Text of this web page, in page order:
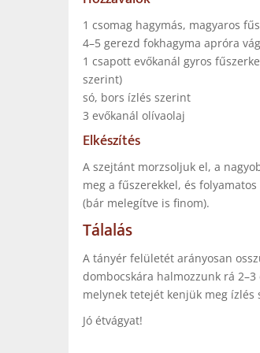
1 csomag hagymás, magyaros
4–5 gerezd fokhagyma apróra
1 csapott evőkanál gyros
szerint)
só, bors ízlés szerint
3 evőkanál olívaolaj
Elkészítés
A szejtánt morzsoljuk el, a
meg a fűszerekkel, és
(bár melegítve is finom).
Tálalás
A tányér felületét arányosan
dombocskára halmozzunk rá
melynek tetejét kenjük meg
Jó étvágyat!